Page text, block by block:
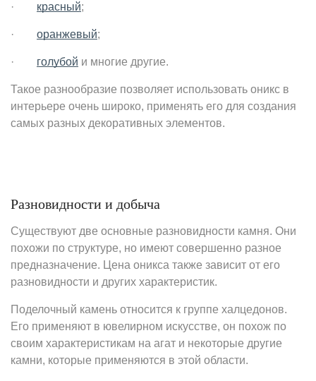
· красный;
· оранжевый;
· голубой и многие другие.
Такое разнообразие позволяет использовать оникс в
интерьере очень широко, применять его для создания
самых разных декоративных элементов.
Разновидности и добыча
Существуют две основные разновидности камня. Они
похожи по структуре, но имеют совершенно разное
предназначение. Цена оникса также зависит от его
разновидности и других характеристик.
Поделочный камень относится к группе халцедонов.
Его применяют в ювелирном искусстве, он похож по
своим характеристикам на агат и некоторые другие
камни, которые применяются в этой области.